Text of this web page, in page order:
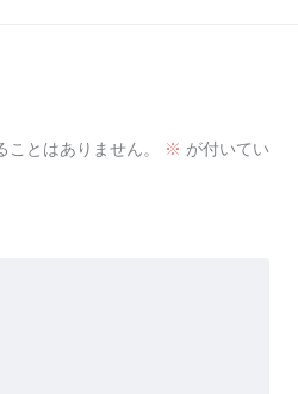
とはありません。 ※ が付いてい